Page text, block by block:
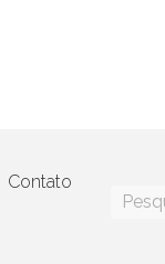
Contato